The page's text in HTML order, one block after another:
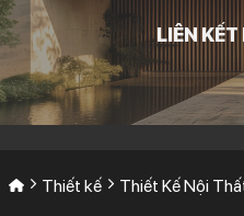
LIÊN
Thiết kế Thiết Kế Nội